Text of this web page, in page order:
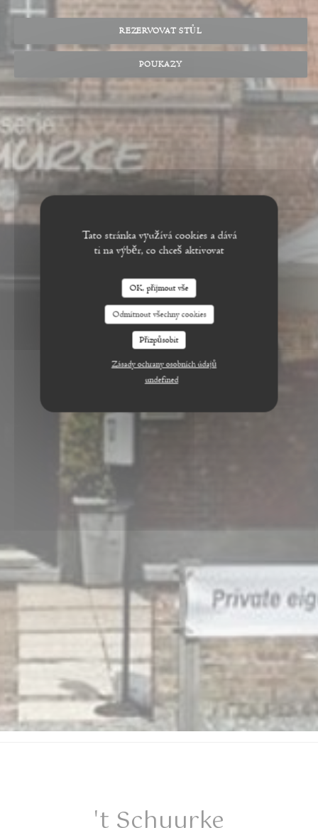
Tato stránka využívá cookies a dává
ti na výběr, co chceš aktivovat
OK, přijmout vše
Odmítnout všechny cookies
Přizpůsobit
Zásady ochrany osobních údajů
undefined
REZERVOVAT STŮL
POUKAZY